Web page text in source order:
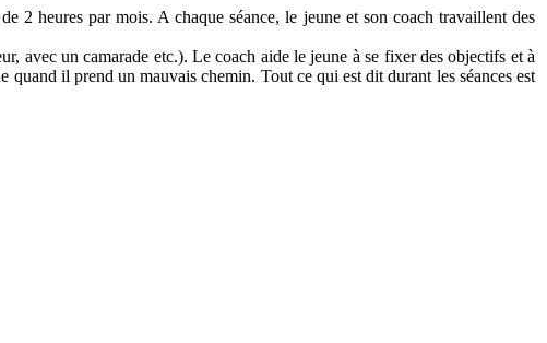
2 heures par mois. A chaque séance, le jeune et son coach travaillent des
avec un camarade etc.). Le coach aide le jeune à se fixer des objectifs et à
il prend un mauvais chemin. Tout ce qui est dit durant les séances est